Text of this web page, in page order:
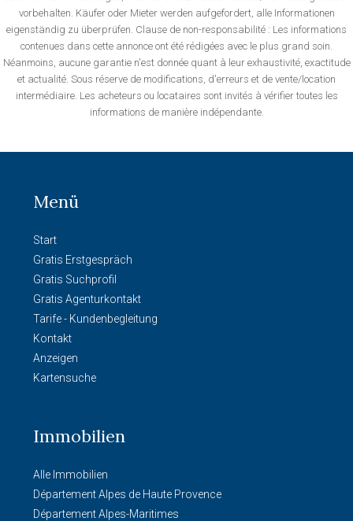
vorbehalten. Käufer oder Mieter werden aufgefordert, alle Informationen
eigenständig zu überprüfen. Clause de non-responsabilité : Les informations
contenues dans cette annonce ont été rédigées avec le plus grand soin.
Néanmoins, aucune garantie n'est donnée quant à leur exhaustivité, exactitude
et actualité. Sous réserve de modifications, d'erreurs et de vente/location
intermédiaire. Les acheteurs ou locataires sont invités à vérifier toutes les
informations de manière indépendante.
Menü
Start
Gratis Erstgespräch
Gratis Suchprofil
Gratis Agenturkontakt
Tarife - Kundenbegleitung
Kontakt
Anzeigen
Kartensuche
Immobilien
Alle Immobilien
Département Alpes de Haute Provence
Département Alpes-Maritimes